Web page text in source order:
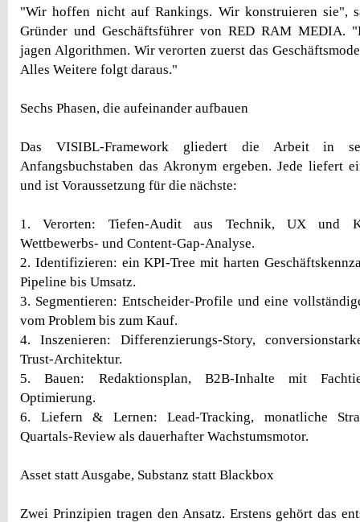
"Wir hoffen nicht auf Rankings. Wir konstruieren sie",
Gründer und Geschäftsführer von RED RAM MEDIA.
jagen Algorithmen. Wir verorten zuerst das
Alles Weitere folgt daraus."
Sechs Phasen, die aufeinander aufbauen
Das VISIBL-Framework gliedert die Arbeit in
Anfangsbuchstaben das Akronym ergeben. Jede liefert
und ist Voraussetzung für die nächste:
1. Verorten: Tiefen-Audit aus Technik, UX und
Wettbewerbs- und Content-Gap-Analyse.
2. Identifizieren: ein KPI-Tree mit harten
Pipeline bis Umsatz.
3. Segmentieren: Entscheider-Profile und eine
vom Problem bis zum Kauf.
4. Inszenieren: Differenzierungs-Story,
Trust-Architektur.
5. Bauen: Redaktionsplan, B2B-Inhalte mit
Optimierung.
6. Liefern & Lernen: Lead-Tracking, monatliche
Quartals-Review als dauerhafter Wachstumsmotor.
Asset statt Ausgabe, Substanz statt Blackbox
Zwei Prinzipien tragen den Ansatz. Erstens gehört das